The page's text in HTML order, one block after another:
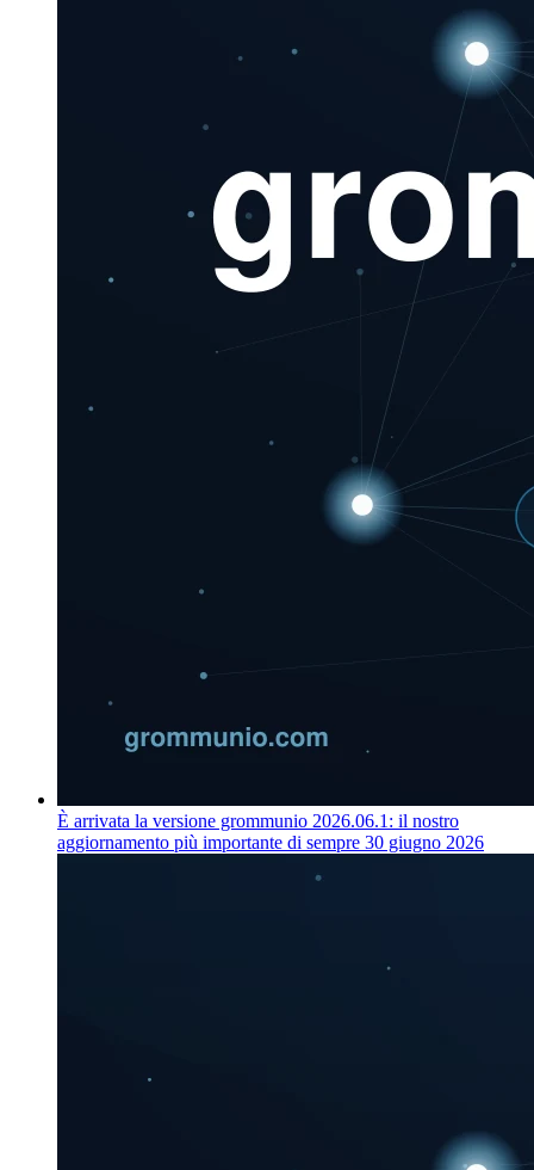
È arrivata la versione grommunio 2026.06.1: il nostro
aggiornamento più importante di sempre 30 giugno 2026